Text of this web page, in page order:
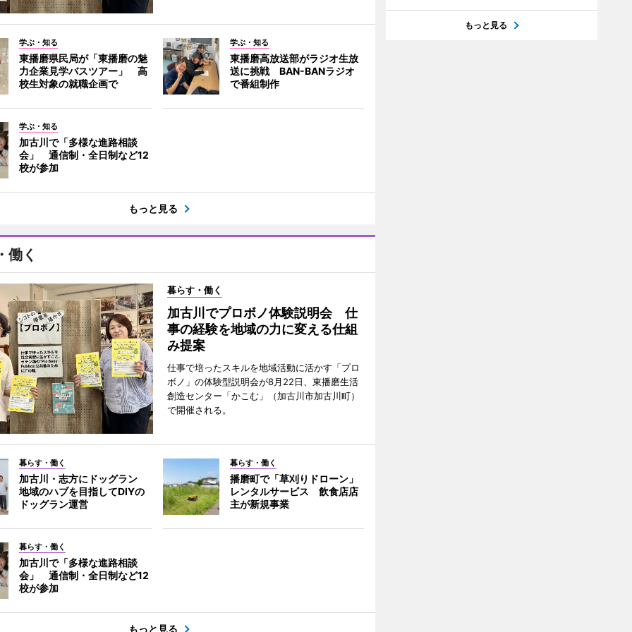
学ぶ・知る
東播磨県民局が「東播磨の魅
力企業見学バスツアー」 高
校生対象の就職企画で
学ぶ・知る
東播磨高放送部がラジオ生放
送に挑戦 BAN-BANラジオ
で番組制作
学ぶ・知る
加古川で「多様な進路相談
会」 通信制・全日制など12
校が参加
もっと見る
働く
暮らす・働く
加古川でプロボノ体験説明会 仕
事の経験を地域の力に変える仕組
み提案
仕事で培ったスキルを地域活動に活かす「プロ
ボノ」の体験型説明会が8月22日、東播磨生活
創造センター「かこむ」（加古川市加古川町）
で開催される。
暮らす・働く
加古川・志方にドッグラン
地域のハブを目指してDIYの
ドッグラン運営
暮らす・働く
播磨町で「草刈りドローン」
レンタルサービス 飲食店店
主が新規事業
暮らす・働く
加古川で「多様な進路相談
会」 通信制・全日制など12
校が参加
もっと見る
もっと見る